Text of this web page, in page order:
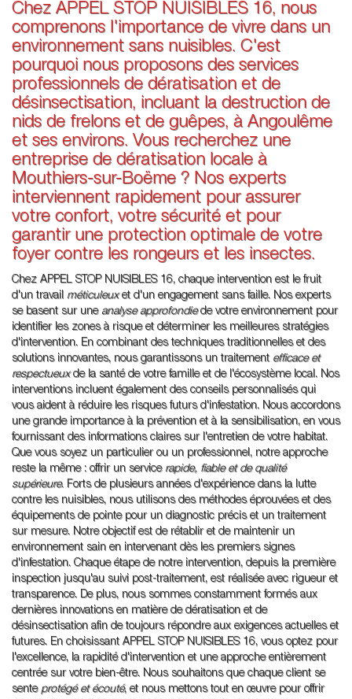
Chez APPEL STOP NUISIBLES 16, nous
comprenons l'importance de vivre dans un
environnement sans nuisibles. C'est
pourquoi nous proposons des services
professionnels de dératisation et de
désinsectisation, incluant la destruction de
nids de frelons et de guêpes, à Angoulême
et ses environs. Vous recherchez une
entreprise de dératisation locale à
Mouthiers-sur-Boëme ? Nos experts
interviennent rapidement pour assurer
votre confort, votre sécurité et pour
garantir une protection optimale de votre
foyer contre les rongeurs et les insectes.
Chez APPEL STOP NUISIBLES 16, chaque intervention est le fruit
d'un travail méticuleuxet d'un engagement sans faille. Nos experts
se basent sur une analyse approfondiede votre environnement pour
identifier les zones à risque et déterminer les meilleures stratégies
d'intervention. En combinant des techniques traditionnelles et des
solutions innovantes, nous garantissons un traitement efficace et
respectueuxde la santé de votre famille et de l'écosystème local. Nos
interventions incluent également des conseils personnalisés qui
vous aident à réduire les risques futurs d'infestation. Nous accordons
une grande importance à la prévention et à la sensibilisation, en vous
fournissant des informations claires sur l'entretien de votre habitat.
Que vous soyez un particulier ou un professionnel, notre approche
reste la même : offrir un service rapide, fiable et de qualité
supérieure. Forts de plusieurs années d'expérience dans la lutte
contre les nuisibles, nous utilisons des méthodes éprouvées et des
équipements de pointe pour un diagnostic précis et un traitement
sur mesure. Notre objectif est de rétablir et de maintenir un
environnement sain en intervenant dès les premiers signes
d'infestation. Chaque étape de notre intervention, depuis la première
inspection jusqu'au suivi post-traitement, est réalisée avec rigueur et
transparence. De plus, nous sommes constamment formés aux
dernières innovations en matière de dératisation et de
désinsectisation afin de toujours répondre aux exigences actuelles et
futures. En choisissant APPEL STOP NUISIBLES 16, vous optez pour
l'excellence, la rapidité d'intervention et une approche entièrement
centrée sur votre bien-être. Nous souhaitons que chaque client se
sente protégé et écouté, et nous mettons tout en œuvre pour offrir